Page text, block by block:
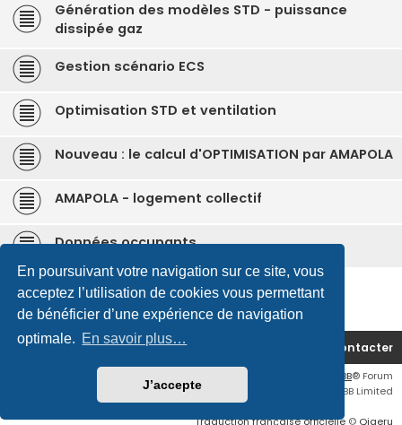
En poursuivant votre navigation sur ce site, vous
acceptez l’utilisation de cookies vous permettant
de bénéficier d’une expérience de navigation
optimale. En savoir plus…
J’accepte
Génération des modèles STD - puissance
dissipée gaz
Gestion scénario ECS
Optimisation STD et ventilation
Nouveau : le calcul d'OPTIMISATION par AMAPOLA
AMAPOLA - logement collectif
Données occupants
31 sujets • Page1sur1
Accueil du forum Nous contacter
phpBB® Forum
Software © phpBB Limited
Traduction française officielle © Qiaeru